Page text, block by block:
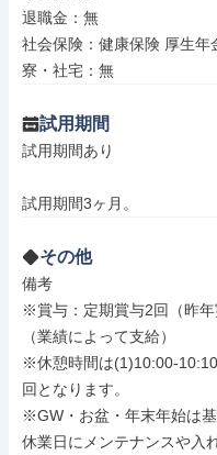
退職金：無
社会保険：健康保険 厚生
寮・社宅：無
試用期間
試用期間あり
試用期間3ヶ月。
その他
備考
※賞与：定期賞与2回（昨
（業績によって支給）
※休憩時間は(1)10:00-
回となります。
※GW・お盆・年末年始は
休業日にメンテナンスや入